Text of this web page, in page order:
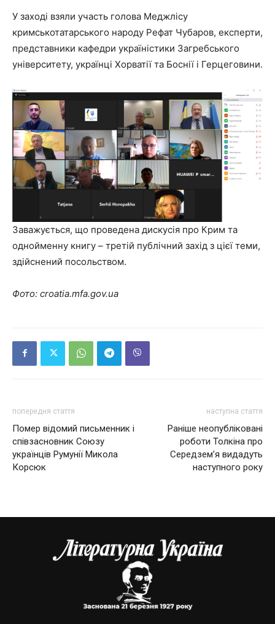
У заході взяли участь голова Меджлісу
кримськотатарського народу Рефат Чубаров, експерти,
представники кафедри україністики Загребського
університету, українці Хорватії та Боснії і Герцеговини.
Заважується, що проведена дискусія про Крим та
однойменну книгу – третій публічний захід з цієї теми,
здійснений посольством.
Фото: croatia.mfa.gov.ua
попередня стаття
Помер відомий письменник і
співзасновник Союзу
українців Румунії Микола
Корсюк
наступна стаття
Раніше неопубліковані
роботи Толкіна про
Середзем’я видадуть
наступного року